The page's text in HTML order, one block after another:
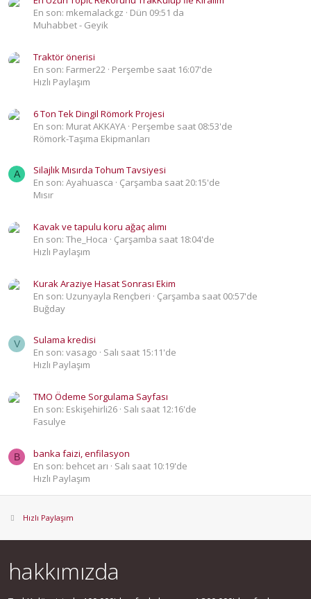
En son: mkemalackgz
Dün 09:51 da
Muhabbet - Geyik
Traktör önerisi
En son: Farmer22 Perşembe saat 16:07'de
Hızlı Paylaşım
6 Ton Tek Dingil Römork Projesi
En son: Murat AKKAYA Perşembe saat 08:53'de
Römork-Taşıma Ekipmanları
A
Silajlık Mısırda Tohum Tavsiyesi
En son: Ayahuasca
Çarşamba saat 20:15'de
Mısır
Kavak ve tapulu koru ağaç alımı
En son: The_Hoca
Çarşamba saat 18:04'de
Hızlı Paylaşım
Kurak Araziye Hasat Sonrası Ekim
En son: Uzunyayla Rençberi
Çarşamba saat 00:57'de
Buğday
V
Sulama kredisi
En son: vasago
Salı saat 15:11'de
Hızlı Paylaşım
TMO Ödeme Sorgulama Sayfası
En son: Eskişehirli26 Salı saat 12:16'de
Fasulye
B
banka faizi, enfilasyon
En son: behcet arı
Salı saat 10:19'de
Hızlı Paylaşım
Hızlı Paylaşım
hakkımızda